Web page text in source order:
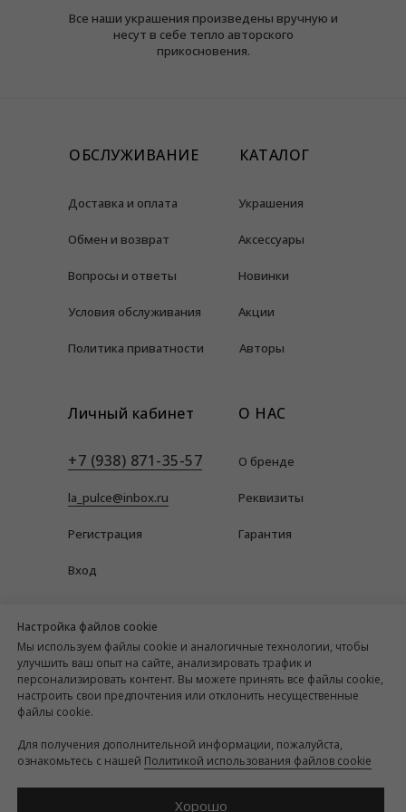
Все наши украшения произведены вручную и
несут в себе тепло авторского
прикосновения.
ОБСЛУЖИВАНИЕ
Доставка и оплата
Обмен и возврат
Вопросы и ответы
КАТАЛОГ
Украшения
Аксессуары
Новинки
Акции
Условия обслуживания
Политика приватности
О НАС
О бренде
Авторы
Личный кабинет
Вход
+7 (938) 871-35-57
la_pulce@inbox.ru
La Pulce Store - клуб одержимых украшениями.
У нас вы найдете эксклюзивные авторские
украшения от лучших итальянских дизайнеров
Реквизиты
Гарантия
Регистрация
Настройка файлов cookie
Мы используем файлы cookie и аналогичные технологии, чтобы
улучшить ваш опыт на сайте, анализировать трафик и
персонализировать контент. Вы можете принять все файлы cookie,
настроить свои предпочтения или отклонить несущественные
файлы cookie.
Для получения дополнительной информации, пожалуйста,
ознакомьтесь с нашей Политикой использования файлов cookie
Хорошо